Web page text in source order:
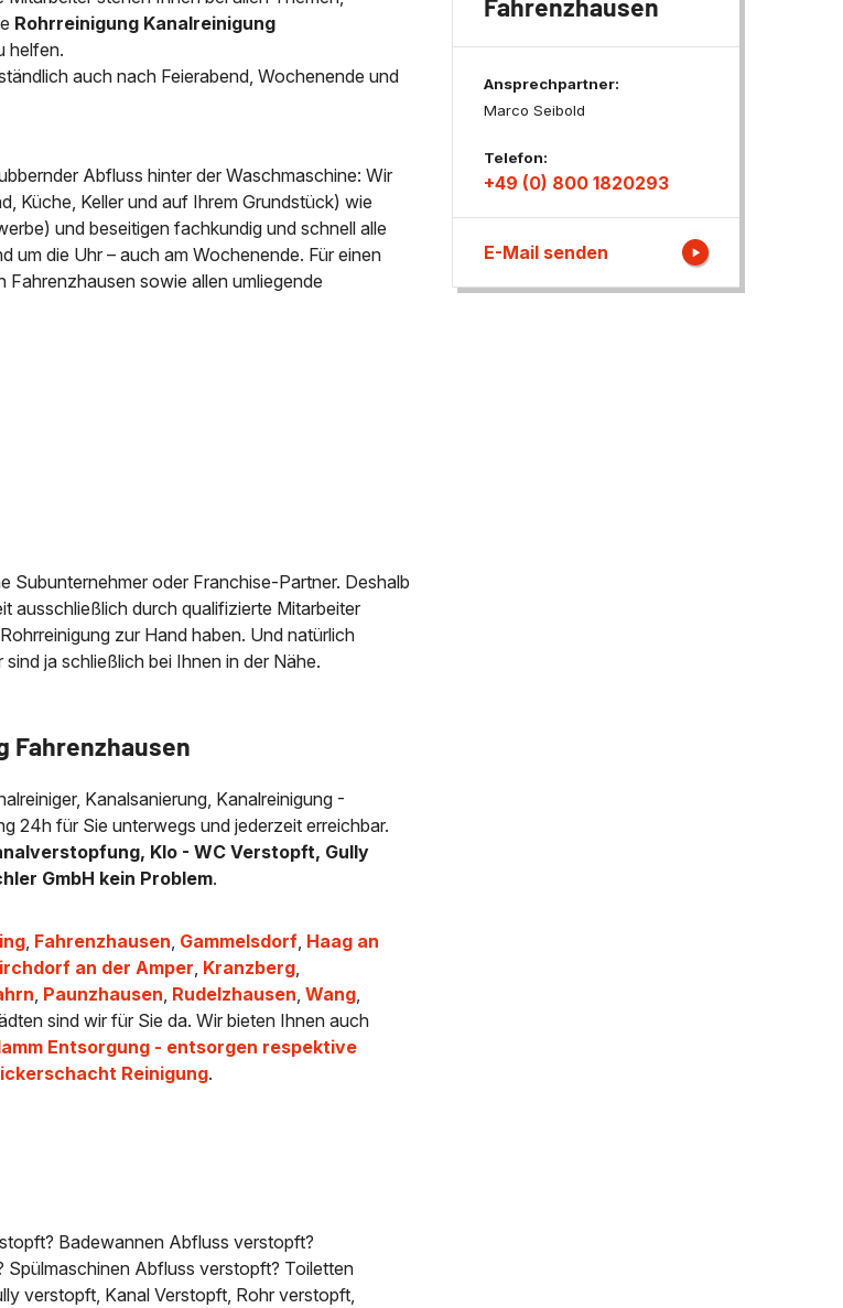
News & Aktuelles
Zertifikate / Bestätigungen
Rohrreinigung Kanalreinigung
helfen.
auch nach Feierabend, Wochenende und
Abfluss hinter der Waschmaschine: Wir
Küche, Keller und auf Ihrem Grundstück) wie
und beseitigen fachkundig und schnell alle
um die Uhr – auch am Wochenende. Für einen
sowie allen umliegende
Subunternehmer oder Franchise-Partner. Deshalb
ausschließlich durch qualifizierte Mitarbeiter
zur Hand haben. Und natürlich
ja schließlich bei Ihnen in der Nähe.
Fahrenzhausen
Kanalsanierung, Kanalreinigung -
24h für Sie unterwegs und jederzeit erreichbar.
Klo - WC Verstopft, Gully
GmbH kein Problem.
, Fahrenzhausen, Gammelsdorf, Haag an
an der Amper, Kranzberg,
, Paunzhausen, Rudelzhausen,Wang,
sind wir für Sie da. Wir bieten Ihnen auch
Entsorgung - entsorgen respektive
Reinigung.
Badewannen Abfluss verstopft?
Abfluss verstopft? Toiletten
verstopft, Kanal Verstopft, Rohr verstopft,
Fahrenzhausen
Ansprechpartner:
Marco Seibold
Telefon:
+49 (0) 800 1820293
E-Mail senden